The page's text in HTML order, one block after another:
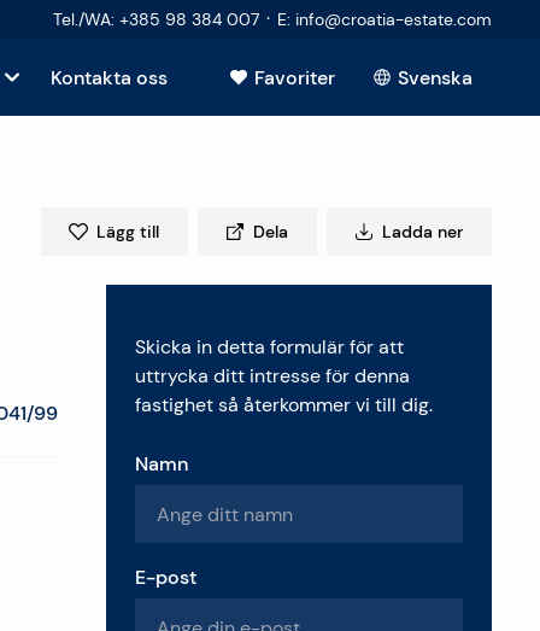
Tel./WA: +385 98 384 007 · E: info@croatia-estate.com
Kontakta oss Favoriter Svenska
Visa alla
99
Lägg till Dela Ladda ner
Skicka in detta formulär för att
uttrycka ditt intresse för denna
fastighet så återkommer vi till dig.
Namn
E-post